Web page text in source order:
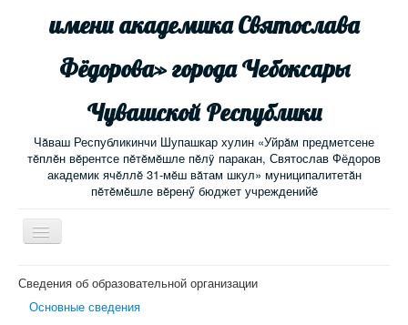
имени академика Святослава
Фёдорова» города Чебоксары
Чувашской Республики
Чăваш Республикинчи Шупашкар хулин «Уйрăм предметсене
тĕплĕн вĕрентсе пĕтĕмĕшле пĕлÿ паракан, Святослав Фёдоров
академик ячĕллĕ 31-мĕш вăтам шкул» муниципалитетăн
пĕтĕмĕшле вĕренӳ бюджет учрежденийĕ
Включить/
выключить
Новости
Сведения об образовательной организации
Основные сведения